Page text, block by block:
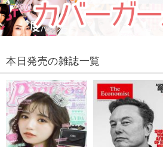
本日発売の雑誌一覧